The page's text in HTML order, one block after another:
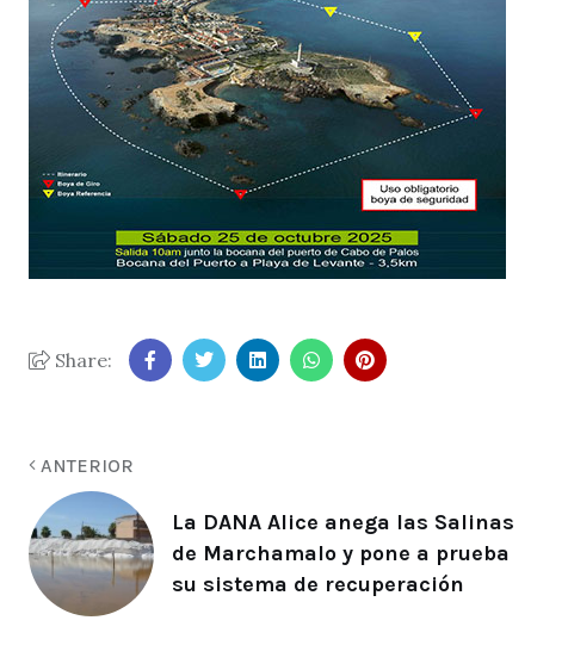
Share:
ANTERIOR
La DANA Alice anega las Salinas
de Marchamalo y pone a prueba
su sistema de recuperación